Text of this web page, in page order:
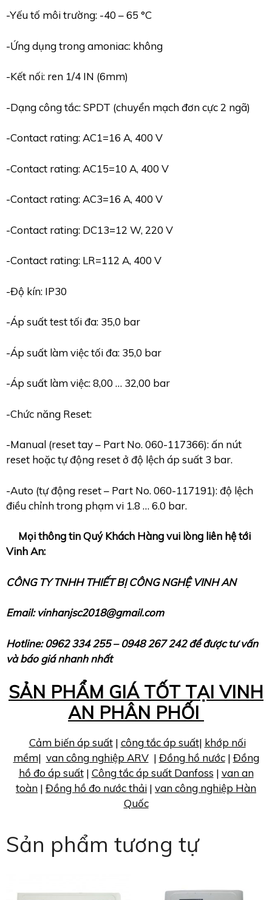
-Yếu tố môi trường: -40 – 65 °C
-Ứng dụng trong amoniac: không
-Kết nối: ren 1/4 IN (6mm)
-Dạng công tắc: SPDT (chuyển mạch đơn cực 2 ngã)
-Contact rating: AC1=16 A, 400 V
-Contact rating: AC15=10 A, 400 V
-Contact rating: AC3=16 A, 400 V
-Contact rating: DC13=12 W, 220 V
-Contact rating: LR=112 A, 400 V
-Độ kín: IP30
-Áp suất test tối đa: 35,0 bar
-Áp suất làm việc tối đa: 35,0 bar
-Áp suất làm việc: 8,00 … 32,00 bar
-Chức năng Reset:
-Manual (reset tay – Part No. 060-117366): ấn nút
reset hoặc tự động reset ở độ lệch áp suất 3 bar.
-Auto (tự động reset – Part No. 060-117191): độ lệch
điều chỉnh trong phạm vi 1.8 … 6.0 bar.
Mọi thông tin Quý Khách Hàng vui lòng liên hệ tới
Vinh An:
CÔNG TY TNHH THIẾT BỊ CÔNG NGHỆ VINH AN
Email: vinhanjsc2018@gmail.com
Hotline: 0962 334 255 – 0948 267 242 để được tư vấn
và báo giá nhanh nhất
SẢN PHẨM GIÁ TỐT TẠI VINH
AN PHÂN PHỐI
Cảm biến áp suất| công tắc áp suất| khớp nối
mềm| van công nghiệp ARV| Đồng hồ nước| Đồng
hồ đo áp suất| Công tắc áp suất Danfoss | van an
toàn | Đồng hồ đo nước thải | van công nghiệp Hàn
Quốc
Sản phẩm tương tự